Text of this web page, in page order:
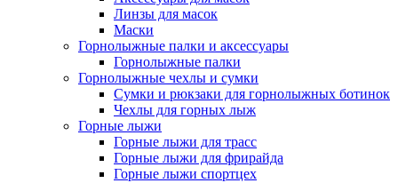
Линзы для масок
Маски
Горнолыжные палки и аксессуары
Горнолыжные палки
Горнолыжные чехлы и сумки
Сумки и рюкзаки для горнолыжных ботинок
Чехлы для горных лыж
Горные лыжи
Горные лыжи для трасс
Горные лыжи для фрирайда
Горные лыжи спортцех